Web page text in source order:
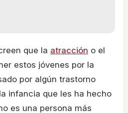
que la atracción o el
estos jóvenes por la
por algún trastorno
infancia que les ha hecho
es una persona más